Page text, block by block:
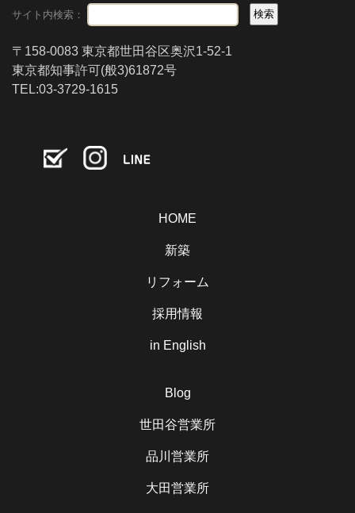
サイト内検索：
〒158-0083 東京都世田谷区奥沢1-52-1
東京都知事許可(般3)61872号
TEL:03-3729-1615
HOME
新築
リフォーム
採用情報
in English
Blog
世田谷営業所
品川営業所
大田営業所